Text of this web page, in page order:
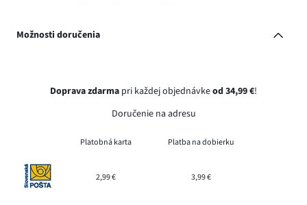
Možnosti doručenia
Doprava zdarma pri každej objednávkeod 34,99 €!
Doručenie na adresu
Platobná karta Platba na dobierku
2,99 € 3,99 €